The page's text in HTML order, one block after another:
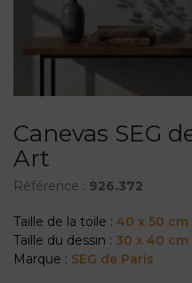
Canevas SEG
Art
Référence : 926.372
Taille de la toile : 40 x 50 cm
Taille du dessin : 30 x 40 cm
Marque : SEG de Paris